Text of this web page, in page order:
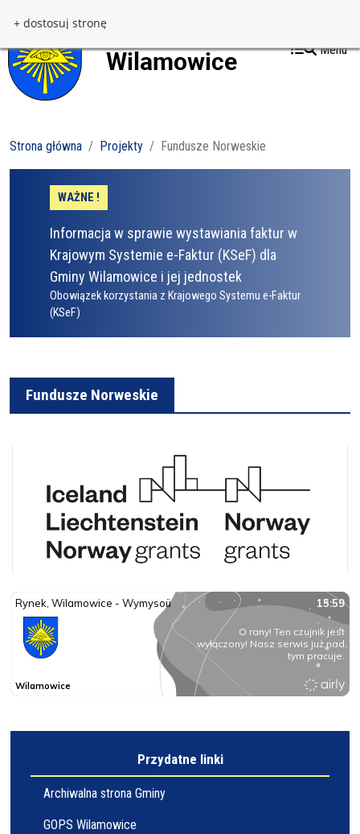
+ dostosuj stronę
Menu
Strona główna Projekty Fundusze Norweskie
WAŻNE !
Informacja w sprawie wystawiania faktur w
Krajowym Systemie e-Faktur (KSeF) dla
Gminy Wilamowice i jej jednostek
Obowiązek korzystania z Krajowego Systemu e-Faktur
(KSeF)
Fundusze Norweskie
Przydatne linki
Archiwalna strona Gminy
GOPS Wilamowice